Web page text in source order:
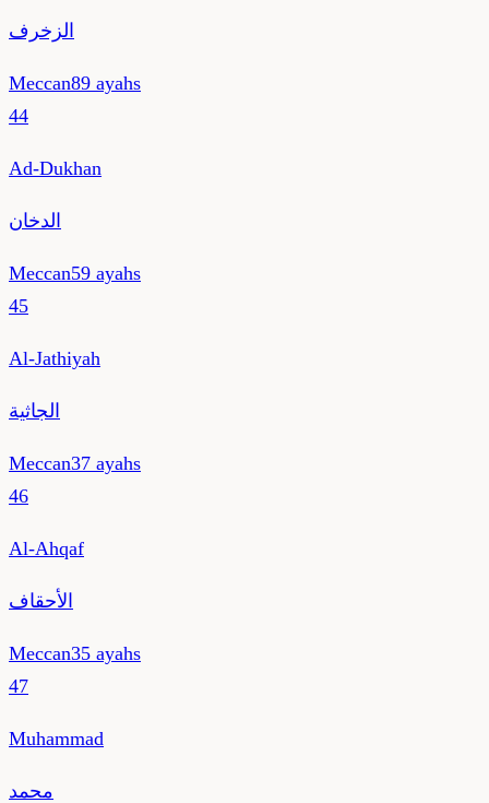
الزخرف
Meccan89 ayahs
44
Ad-Dukhan
الدخان
Meccan59 ayahs
45
Al-Jathiyah
الجاثية
Meccan37 ayahs
46
Al-Ahqaf
الأحقاف
Meccan35 ayahs
47
Muhammad
محمد